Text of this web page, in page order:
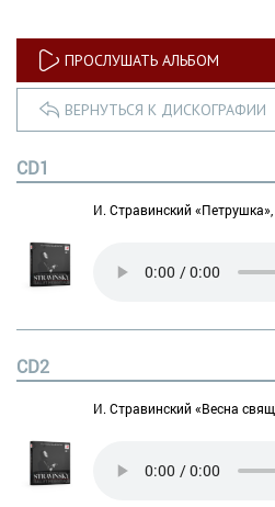
ПРОСЛУШАТЬ АЛЬБОМ
ВЕРНУТЬСЯ К ДИСКОГРАФИИ
CD1
И. Стравинский
CD2
И. Стравинский «Весна